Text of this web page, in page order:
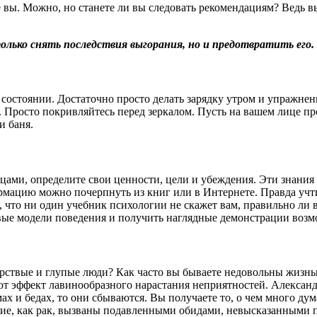
Можно, но станете ли вы следовать рекомендациям? Ведь
снять последствия выгорания, но и предотвратить его.
Достаточно просто делать зарядку утром и
покривляйтесь перед зеркалом. Пусть на вашем лице
баня.
определите свои ценности, цели и убеждения. Эти знания
можно почерпнуть из книг или в Интернете. Правда
ни один учебник психологии не скажет вам, правильно
модели поведения и получить наглядные демонстрации
и глупые люди? Как часто вы бываете недовольны
лавинообразного нарастания неприятностей.
и бедах, то они сбываются. Вы получаете то, о чем много
как рак, вызваны подавленными обидами, невысказанными